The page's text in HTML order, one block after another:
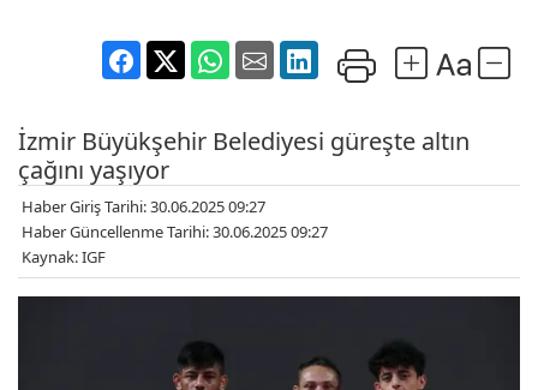
İzmir Büyükşehir Belediyesi güreşte altın
çağını yaşıyor
Haber Giriş Tarihi: 30.06.2025 09:27
Haber Güncellenme Tarihi: 30.06.2025 09:27
Kaynak: IGF